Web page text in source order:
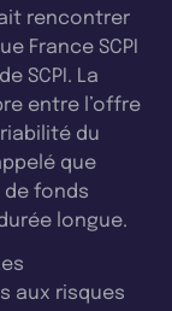
rencontrer
France SCPI
SCPI. La
entre l’offre
du
que
de fonds
longue.
aux risques